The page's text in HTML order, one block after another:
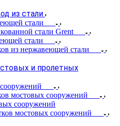
из стали
стали
стали Grent
стали
из нержавеющей стали
и пролетных
мостовых сооружений
сооружений
мостовых сооружений